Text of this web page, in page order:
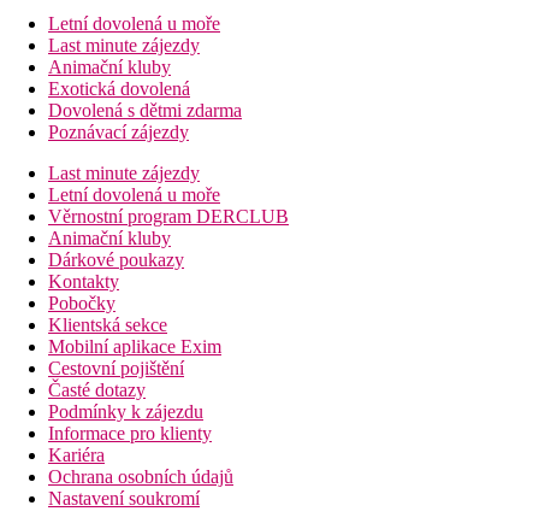
Letní dovolená u moře
Last minute zájezdy
Animační kluby
Exotická dovolená
Dovolená s dětmi zdarma
Poznávací zájezdy
Last minute zájezdy
Letní dovolená u moře
Věrnostní program DERCLUB
Animační kluby
Dárkové poukazy
Kontakty
Pobočky
Klientská sekce
Mobilní aplikace Exim
Cestovní pojištění
Časté dotazy
Podmínky k zájezdu
Informace pro klienty
Kariéra
Ochrana osobních údajů
Nastavení soukromí